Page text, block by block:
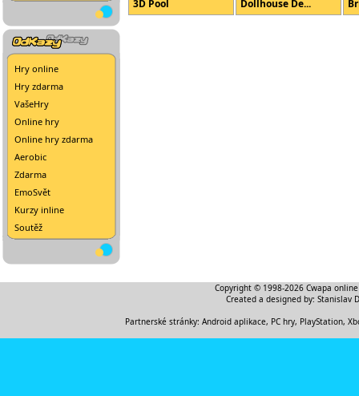
Hry online
Hry zdarma
VašeHry
Online hry
Online hry zdarma
Aerobic
Zdarma
EmoSvět
Kurzy inline
Soutěž
3D Pool Dollhouse De...
Copyright © 1998-2026 Cwapa
Created a designed by: Stanislav
Partnerské stránky: Android aplikace, PC hry, PlayStation,